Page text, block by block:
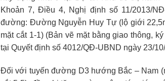
Khoản 7, Điều 4, Nghị định số 11/2013/
đường: Đường Nguyễn Huy Tự (lộ giới
mặt cắt 1-1) (Bản vẽ mặt bằng giao thông,
tại Quyết định số 4012/QĐ-UBND ngày 23/
Đối với tuyến đường D3 hướng Bắc – Nam